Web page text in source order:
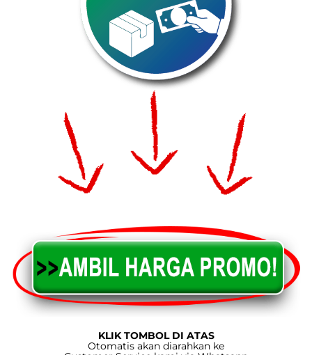
KLIK TOMBOL DI ATAS
Otomatis akan diarahkan ke